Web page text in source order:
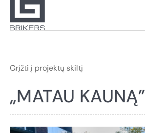
Grįžti į projektų skiltį
„MATAU KAUNĄ”